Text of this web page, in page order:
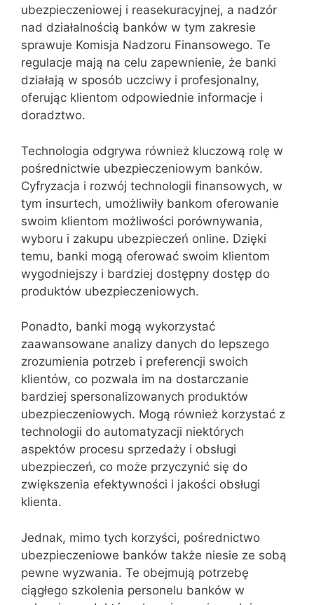
ubezpieczeniowej i reasekuracyjnej, a nadzór
nad działalnością banków w tym zakresie
sprawuje Komisja Nadzoru Finansowego. Te
regulacje mają na celu zapewnienie, że banki
działają w sposób uczciwy i profesjonalny,
oferując klientom odpowiednie informacje i
doradztwo.
Technologia odgrywa również kluczową rolę w
pośrednictwie ubezpieczeniowym banków.
Cyfryzacja i rozwój technologii finansowych, w
tym insurtech, umożliwiły bankom oferowanie
swoim klientom możliwości porównywania,
wyboru i zakupu ubezpieczeń online. Dzięki
temu, banki mogą oferować swoim klientom
wygodniejszy i bardziej dostępny dostęp do
produktów ubezpieczeniowych.
Ponadto, banki mogą wykorzystać
zaawansowane analizy danych do lepszego
zrozumienia potrzeb i preferencji swoich
klientów, co pozwala im na dostarczanie
bardziej spersonalizowanych produktów
ubezpieczeniowych. Mogą również korzystać z
technologii do automatyzacji niektórych
aspektów procesu sprzedaży i obsługi
ubezpieczeń, co może przyczynić się do
zwiększenia efektywności i jakości obsługi
klienta.
Jednak, mimo tych korzyści, pośrednictwo
ubezpieczeniowe banków także niesie ze sobą
pewne wyzwania. Te obejmują potrzebę
ciągłego szkolenia personelu banków w